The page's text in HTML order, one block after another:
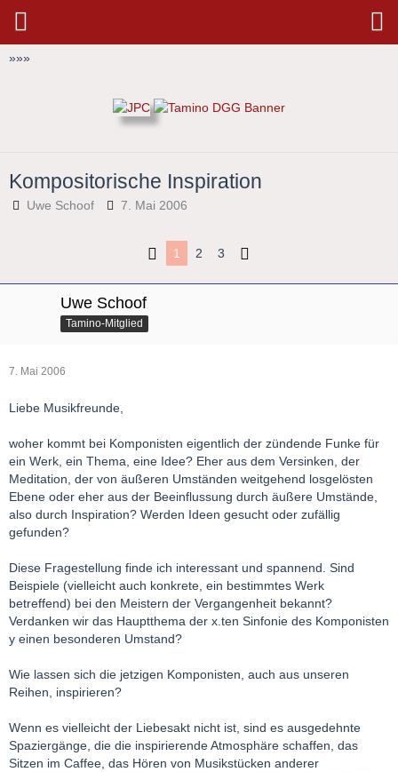
»»»
Kompositorische Inspiration
Uwe Schoof 7. Mai 2006
1 2 3
Uwe Schoof
Tamino-Mitglied
7. Mai 2006
Liebe Musikfreunde,
woher kommt bei Komponisten eigentlich der zündende Funke für
ein Werk, ein Thema, eine Idee? Eher aus dem Versinken, der
Meditation, der von äußeren Umständen weitgehend losgelösten
Ebene oder eher aus der Beeinflussung durch äußere Umstände,
also durch Inspiration? Werden Ideen gesucht oder zufällig
gefunden?
Diese Fragestellung finde ich interessant und spannend. Sind
Beispiele (vielleicht auch konkrete, ein bestimmtes Werk
betreffend) bei den Meistern der Vergangenheit bekannt?
Verdanken wir das Hauptthema der x.ten Sinfonie des Komponisten
y einen besonderen Umstand?
Wie lassen sich die jetzigen Komponisten, auch aus unseren
Reihen, inspirieren?
Wenn es vielleicht der Liebesakt nicht ist, sind es ausgedehnte
Spaziergänge, die die inspirierende Atmosphäre schaffen, das
Sitzen im Caffee, das Hören von Musikstücken anderer